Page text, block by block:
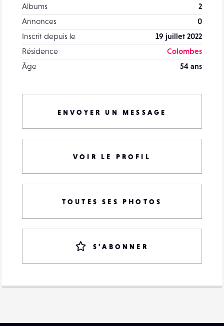
Albums
2
Annonces
0
Inscrit depuis le
19 juillet 2022
Résidence
Colombes
Âge
54 ans
ENVOYER UN MESSAGE
VOIR LE PROFIL
TOUTES SES PHOTOS
S'ABONNER